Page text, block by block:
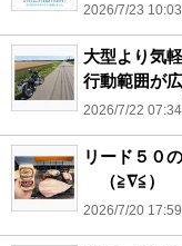
2026/7/23 10:03
大型より気
行動範囲が
2026/7/22 07:34
リード５０
（≧∇≦）
2026/7/20 17:59